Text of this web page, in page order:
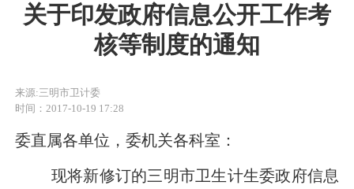
关于印发政府信息公开工作考
核等制度的通知
来源:三明市卫计委
时间：2017-10-19 17:28
委直属各单位 ， 委机关各科室：
现将新修订的三明市卫生计生委政府信息